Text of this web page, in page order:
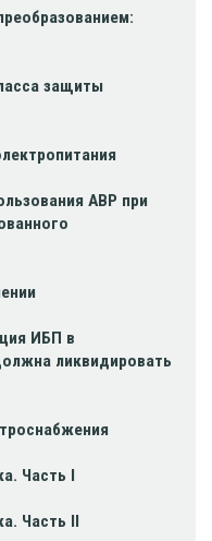
защиты
АВР при
ИБП в
ликвидировать
Часть I
Часть II